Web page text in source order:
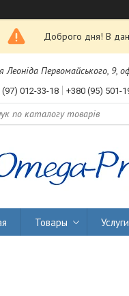
Доброго дня! В
Леоніда Первомайського, 9,
(97) 012-33-18 +380 (95) 501-
Товары Услуги